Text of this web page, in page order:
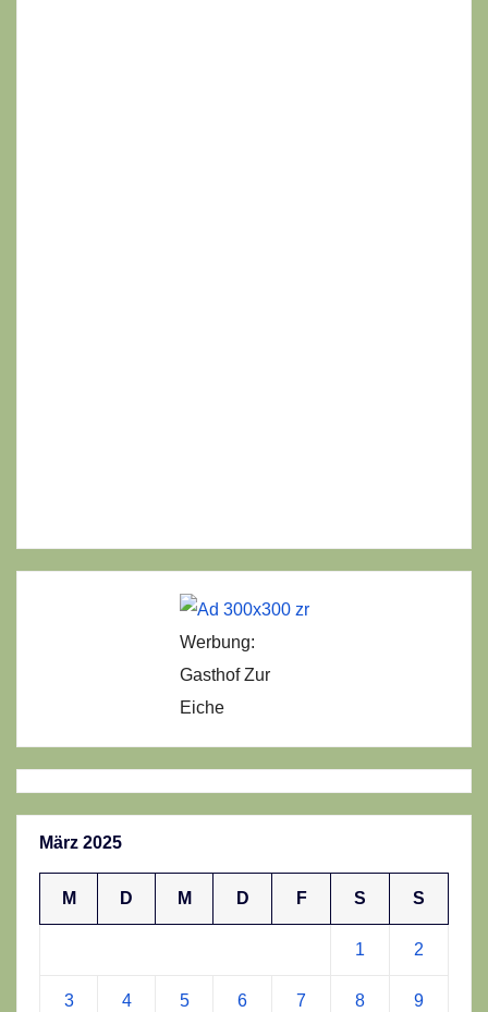
Werbung:
Gasthof Zur
Eiche
März 2025
M D M D F S S
1 2
3 4 5 6 7 8 9